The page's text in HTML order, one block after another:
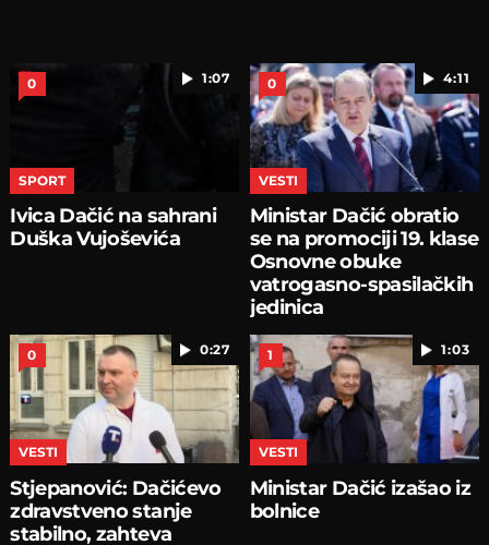
1:07
0
SPORT
Ivica Dačić na sahrani
Duška Vujoševića
4:11
0
VESTI
Ministar Dačić obratio
se na promociji 19. klase
Osnovne obuke
vatrogasno-spasilačkih
jedinica
0:27
0
VESTI
Stjepanović: Dačićevo
zdravstveno stanje
stabilno, zahteva
1:03
1
VESTI
Ministar Dačić izašao iz
bolnice